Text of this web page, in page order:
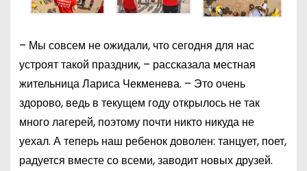
– Мы совсем не ожидали, что сегодня для нас
устроят такой праздник, – рассказала местная
жительница Лариса Чекменева. – Это очень
здорово, ведь в текущем году открылось не так
много лагерей, поэтому почти никто никуда не
уехал. А теперь наш ребенок доволен: танцует, поет,
радуется вместе со всеми, заводит новых друзей.